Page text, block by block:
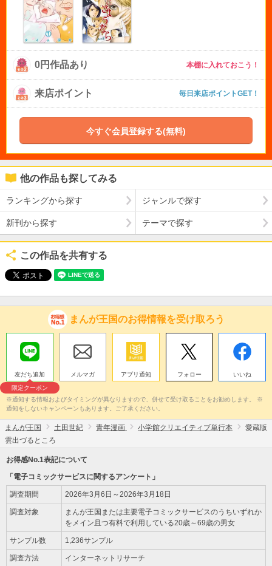
0円作品あり 本棚に入れておこう！
来店ポイント 毎日来店ポイントGET！
今すぐ会員登録する(無料)
他の作品も探してみる
ランキングから探す ジャンルで探す
新刊から探す テーマで探す
この作品を共有する
まんが王国のお得情報を受け取ろう
友だち追加
限定クーポン
メルマガ アプリ通知 フォロー いいね
※通知する情報およびタイミングが異なりますので、併せて受け取ることをお勧めします。 ※
通知をしないキャンペーンもあります。ご了承ください。
まんが王国 土田世紀 青年漫画 小学館クリエイティブ単行本
愛蔵版
雲出づるところ
お得感No.1表記について
「電子コミックサービスに関するアンケート」
調査期間 2026年3月6日～2026年3月18日
調査対象
まんが王国または主要電子コミックサービスのうちいずれか
をメイン且つ有料で利用している20歳～69歳の男女
サンプル数 1,236サンプル
調査方法 インターネットリサーチ